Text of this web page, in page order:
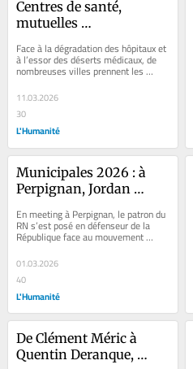
Centres de santé,
mutuelles
Comment des maires
tentent de pallier
Face à la dégradation des hôpitaux et
à l’essor des déserts médicaux, de
nombreuses villes prennent les
devants : centres municipaux avec...
11.03.2026
30
L'Humanité
Municipales 2026 : à
Perpignan, Jordan
couche sur le cordon
sanitaire anti-LFI et
violence dans ses rangs
En meeting à Perpignan, le patron du
RN s’est posé en défenseur de la
République face au mouvement
insoumis, tout en occultant les
liens...
01.03.2026
40
L'Humanité
De Clément Méric à
Quentin Deranque,